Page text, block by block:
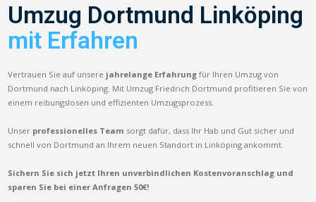
Umzug Dortmund Linköping
mit Erfahren
Vertrauen Sie auf unsere jahrelange Erfahrung für Ihren Umzug von
Dortmund nach Linköping. Mit Umzug Friedrich Dortmund profitieren Sie von
einem reibungslosen und effizienten Umzugsprozess.
Unser professionelles Team sorgt dafür, dass Ihr Hab und Gut sicher und
schnell von Dortmund an Ihrem neuen Standort in Linköping ankommt.
Sichern Sie sich jetzt Ihren unverbindlichen Kostenvoranschlag und
sparen Sie bei einer Anfragen 50€!